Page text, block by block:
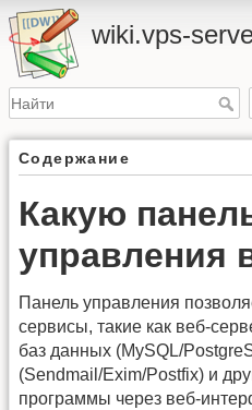
wiki.vps-
Содержание
Какую
управления
Панель управления
сервисы, такие как веб-
баз данных (MySQL/
(Sendmail/Exim/Postfix) и
программы через веб-